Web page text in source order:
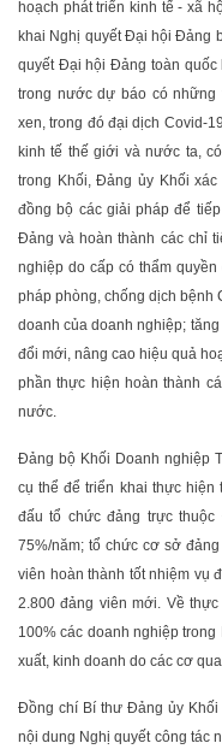
hoạch phát triển kinh tế - xã
khai Nghị quyết Đại hội Đảng
quyết Đại hội Đảng toàn quốc
trong nước dự báo có những
xen, trong đó đại dịch Covid-
kinh tế thế giới và nước ta,
trong Khối, Đảng ủy Khối
đồng bộ các giải pháp để
Đảng và hoàn thành các chỉ
nghiệp do cấp có thẩm
pháp phòng, chống dịch bệnh
doanh của doanh nghiệp;
đổi mới, nâng cao hiệu quả
phần thực hiện hoàn thành
nước.
Đảng bộ Khối Doanh nghiệp
cụ thể để triển khai thực hiện
đấu tổ chức đảng trực
75%/năm; tổ chức cơ sở
viên hoàn thành tốt nhiệm vụ
2.800 đảng viên mới. Về
100% các doanh nghiệp
xuất, kinh doanh do các cơ
Đồng chí Bí thư Đảng ủy Khối
nội dung Nghị quyết công tác